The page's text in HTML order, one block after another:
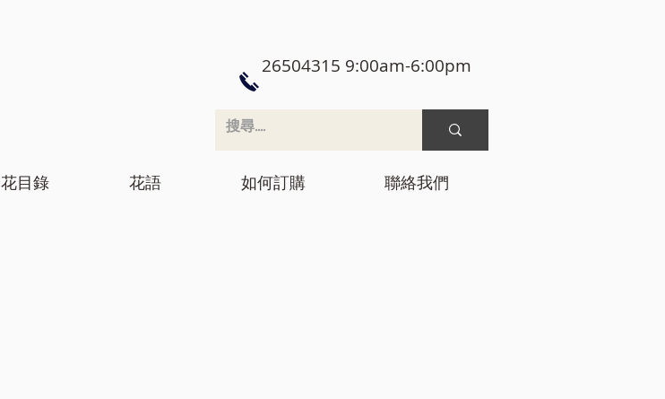
26504315 9:00am-6:00pm
花目錄 花語 如何訂購 聯絡我們